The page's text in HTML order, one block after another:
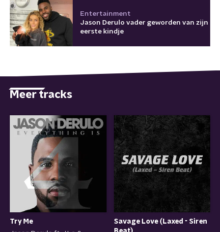
Entertainment
Jason Derulo vader geworden van zijn
eerste kindje
Meer tracks
Try Me
Savage Love (Laxed - Siren